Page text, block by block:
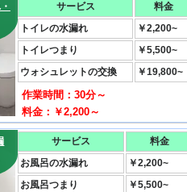
サービス
料金
トイレの水漏れ
￥2,200~
トイレつまり
￥5,500~
ウォシュレットの交換
￥19,800~
作業時間：30分～
料金：￥2,200～
サービス
料金
お風呂の水漏れ
￥2,200~
お風呂つまり
￥5,500~